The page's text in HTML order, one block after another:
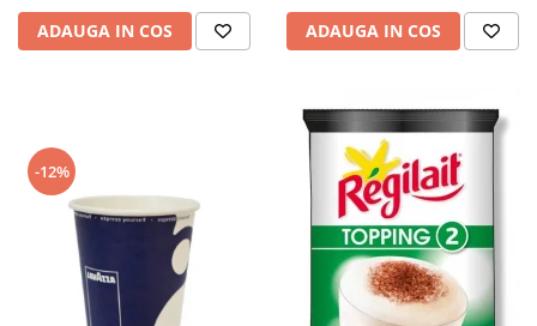
ADAUGA IN COS ADAUGA IN COS
-12%